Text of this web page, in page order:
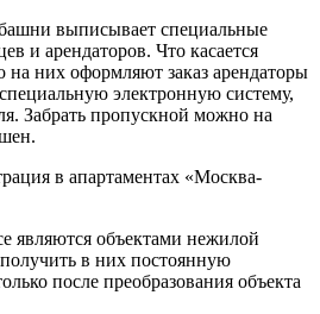
выписывает специальные
и арендаторов. Что касается
на них оформляют заказ арендаторы
электронную систему,
Забрать пропускной можно на
в апартаментах «Москва-
являются объектами нежилой
в них постоянную
после преобразования объекта